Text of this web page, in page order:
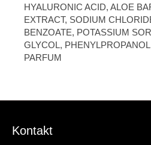
HYALURONIC ACID, ALOE
EXTRACT, SODIUM
BENZOATE, POTASSIUM
GLYCOL,
PARFUM
Kontakt